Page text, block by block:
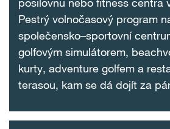
Pestrý volnočasový program
společensko–sportovní
golfovým simulátorem,
kurty, adventure golfem a
terasou, kam se dá dojít za